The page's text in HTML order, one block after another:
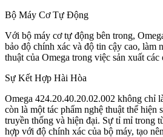
Bộ Máy Cơ Tự Động
Với bộ máy cơ tự động bên trong,
bảo độ chính xác và độ tin cậy cao, làm
thuật của Omega trong việc sản xuất các
Sự Kết Hợp Hài Hòa
Omega 424.20.40.20.02.002 không chỉ
còn là một tác phẩm nghệ thuật thể hiện
truyền thống và hiện đại. Sự tỉ mỉ trong
hợp với độ chính xác của bộ máy, tạo